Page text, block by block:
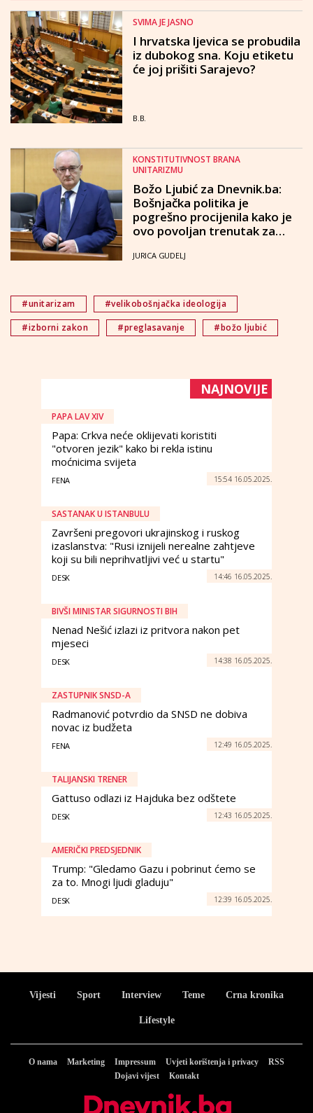
SVIMA JE JASNO
I hrvatska ljevica se probudila
iz dubokog sna. Koju etiketu
će joj prišiti Sarajevo?
B.B.
KONSTITUTIVNOST BRANA
UNITARIZMU
Božo Ljubić za Dnevnik.ba:
Bošnjačka politika je
pogrešno procijenila kako je
ovo povoljan trenutak za
državu Bošnjaka
JURICA GUDELJ
#unitarizam
#velikobošnjačka ideologija
#izborni zakon
#preglasavanje #božo ljubić
NAJNOVIJE
PAPA LAV XIV
Papa: Crkva neće oklijevati koristiti
"otvoren jezik" kako bi rekla istinu
moćnicima svijeta
FENA 15:54 16.05.2025.
SASTANAK U ISTANBULU
Završeni pregovori ukrajinskog i ruskog
izaslanstva: "Rusi iznijeli nerealne zahtjeve
koji su bili neprihvatljivi već u startu"
DESK 14:46 16.05.2025.
BIVŠI MINISTAR SIGURNOSTI BIH
Nenad Nešić izlazi iz pritvora nakon pet
mjeseci
DESK 14:38 16.05.2025.
ZASTUPNIK SNSD-A
Radmanović potvrdio da SNSD ne dobiva
novac iz budžeta
FENA 12:49 16.05.2025.
TALIJANSKI TRENER
Gattuso odlazi iz Hajduka bez odštete
DESK 12:43 16.05.2025.
AMERIČKI PREDSJEDNIK
Trump: "Gledamo Gazu i pobrinut ćemo se
za to. Mnogi ljudi gladuju"
DESK 12:39 16.05.2025.
Vijesti Sport Interview Teme Crna kronika
Lifestyle
O nama Marketing Impressum Uvjeti korištenja i privacy
RSS
Dojavi vijest
Kontakt